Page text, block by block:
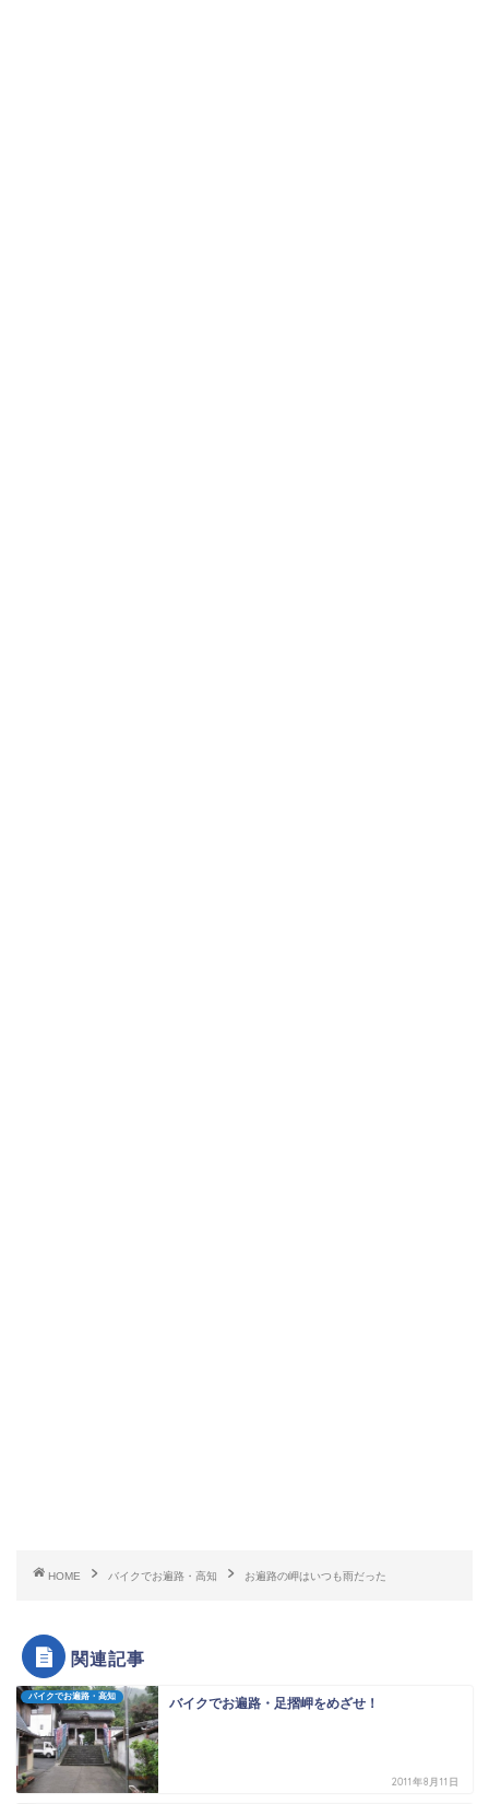
HOME バイクでお遍路・高知 お遍路の岬はいつも雨だった
関連記事
バイクでお遍路・高知 バイクでお遍路・足摺岬をめざせ！
2011年8月11日